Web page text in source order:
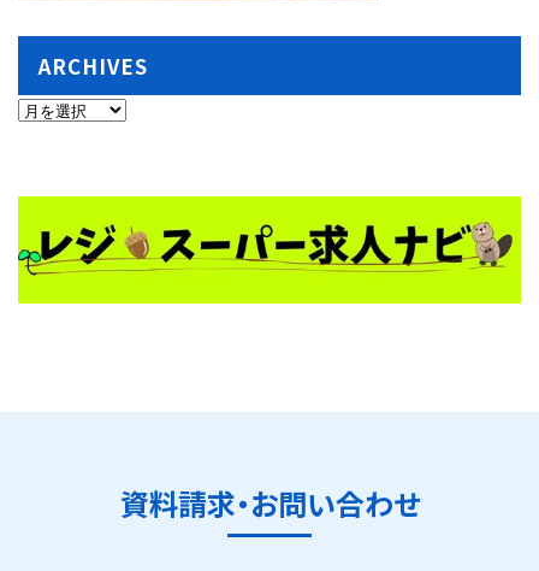
ARCHIVES
ARCHIVES
資料請求・お問い合わせ